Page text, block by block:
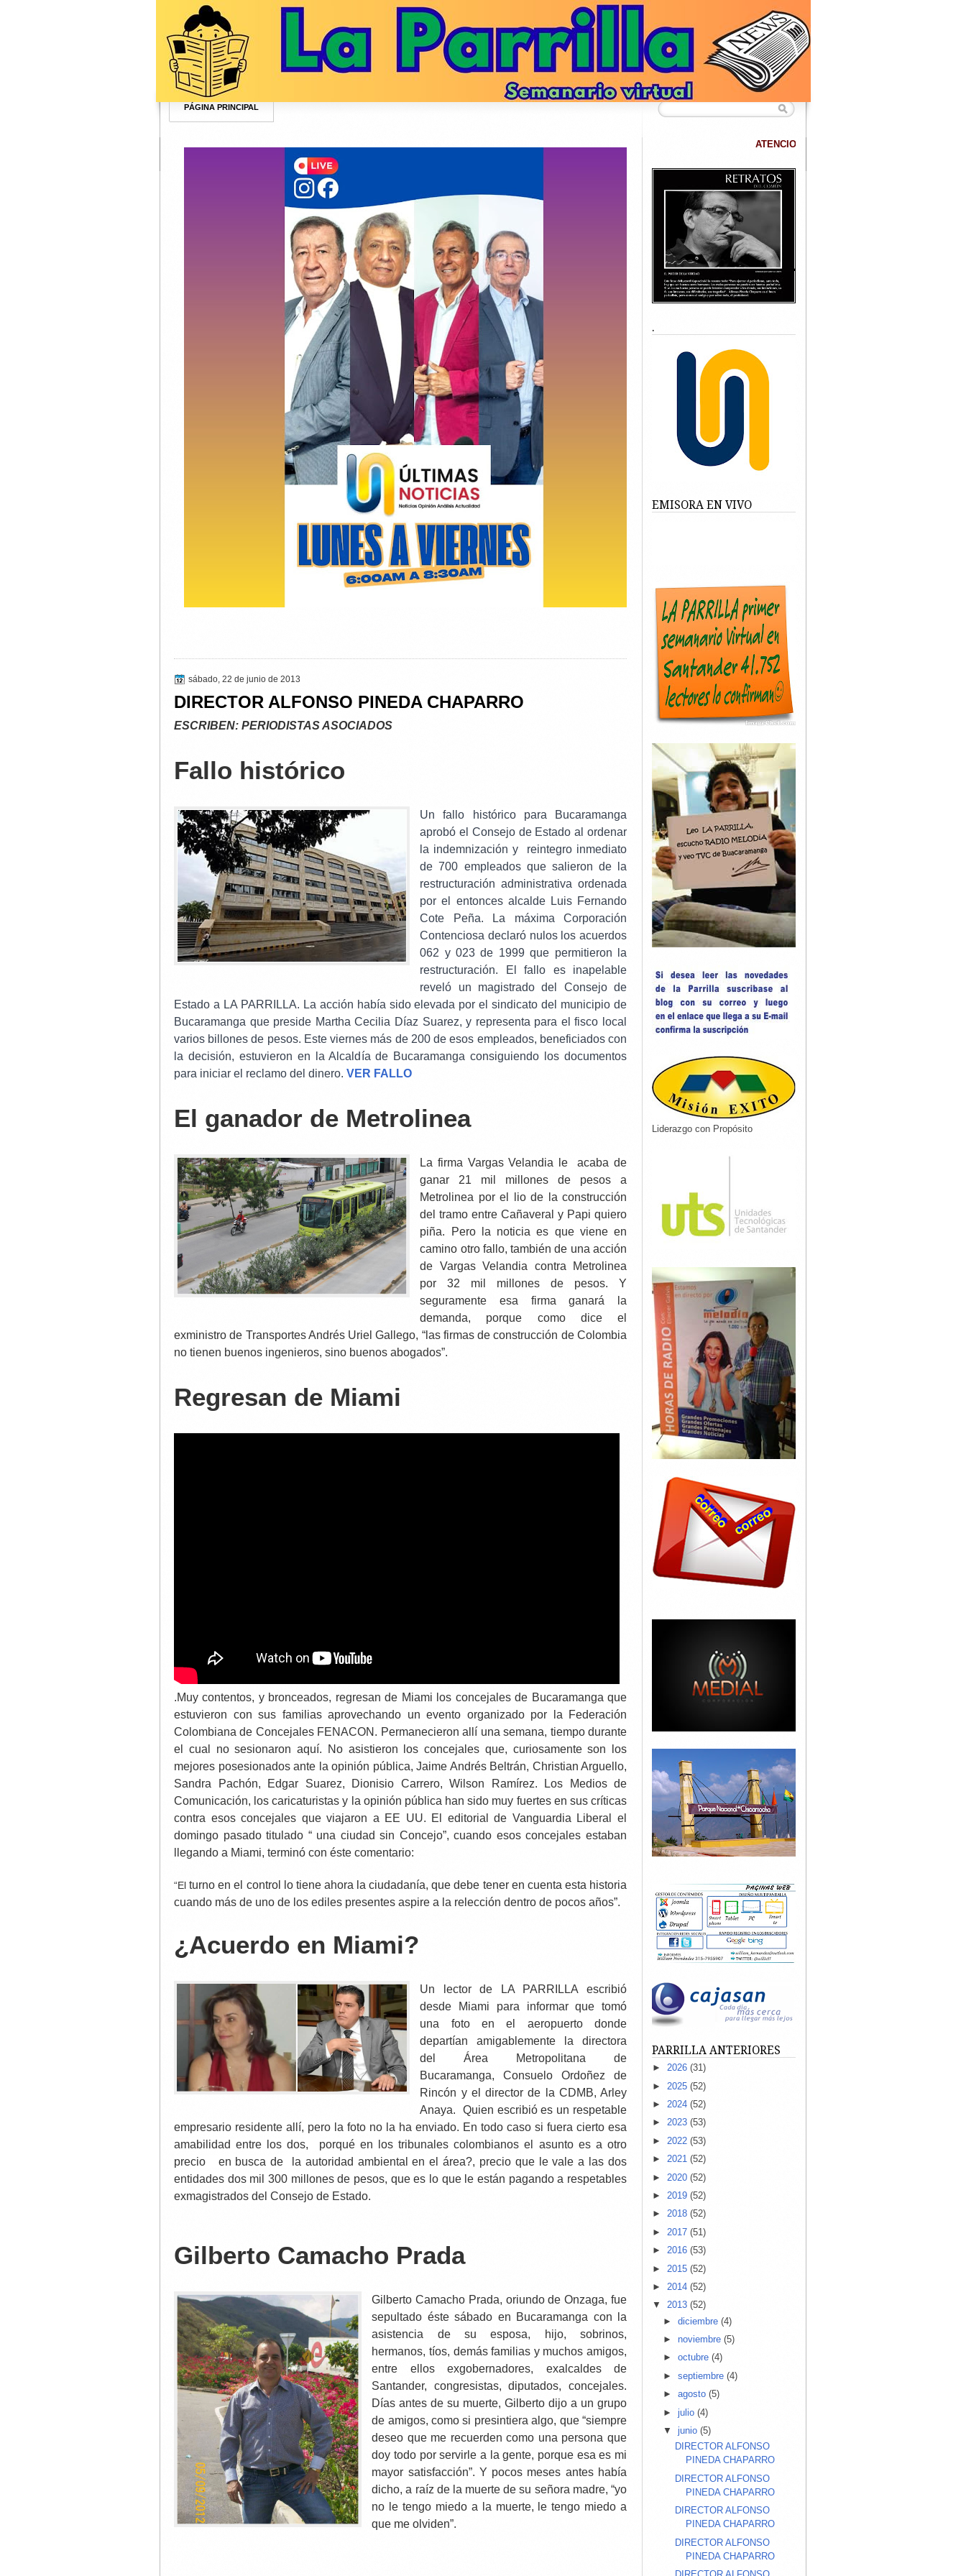
PÁGINA PRINCIPAL
sábado, 22 de junio de 2013
DIRECTOR ALFONSO PINEDA CHAPARRO
ESCRIBEN: PERIODISTAS ASOCIADOS
Fallo histórico
Un fallo histórico para Bucaramanga
aprobó el Consejo de Estado al ordenar
la indemnización y reintegro inmediato
de 700 empleados que salieron de la
restructuración administrativa ordenada
por el entonces alcalde Luis Fernando
Cote Peña.
La máxima Corporación
Contenciosa declaró nulos los acuerdos
062 y 023 de 1999 que permitieron la
restructuración.
El fallo es inapelable
reveló un magistrado del Consejo de
Estado a LA PARRILLA. La acción había sido elevada por el sindicato del municipio de
Bucaramanga que preside Martha Cecilia Díaz Suarez, y representa para el fisco local
varios billones de pesos. Este viernes más de 200 de esos empleados, beneficiados con
la decisión, estuvieron en la Alcaldía de Bucaramanga consiguiendo los documentos
para iniciar el reclamo del dinero. VER FALLO
El ganador de Metrolinea
La firma Vargas Velandia le acaba de
ganar 21 mil millones de pesos a
Metrolinea por el lio de la construcción
del tramo entre Cañaveral y Papi quiero
piña. Pero la noticia es que viene en
camino otro fallo, también de una acción
de Vargas Velandia contra Metrolinea
por 32 mil millones de pesos. Y
seguramente esa firma ganará la
demanda, porque como dice el
exministro de Transportes Andrés Uriel Gallego, “las firmas de construcción de Colombia
no tienen buenos ingenieros, sino buenos abogados”.
Regresan de Miami
.Muy contentos, y bronceados, regresan de Miami los concejales de Bucaramanga que
estuvieron con sus familias aprovechando un evento organizado por la Federación
Colombiana de Concejales FENACON. Permanecieron allí una semana, tiempo durante
el cual no sesionaron aquí. No asistieron los concejales que, curiosamente son los
mejores posesionados ante la opinión pública, Jaime Andrés Beltrán, Christian Arguello,
Sandra Pachón, Edgar Suarez, Dionisio Carrero, Wilson Ramírez. Los Medios de
Comunicación, los caricaturistas y la opinión pública han sido muy fuertes en sus críticas
contra esos concejales que viajaron a EE UU. El editorial de Vanguardia Liberal el
domingo pasado titulado “ una ciudad sin Concejo”, cuando esos concejales estaban
llegando a Miami, terminó con éste comentario:
“El turno en el control lo tiene ahora la ciudadanía, que debe tener en cuenta esta historia
cuando más de uno de los ediles presentes aspire a la relección dentro de pocos años”.
¿Acuerdo en Miami?
Un lector de LA PARRILLA escribió
desde Miami para informar que tomó
una foto en el aeropuerto donde
departían amigablemente la directora
del Área Metropolitana de
Bucaramanga, Consuelo Ordoñez de
Rincón y el director de la CDMB, Arley
Anaya. Quien escribió es un respetable
empresario residente allí, pero la foto no la ha enviado. En todo caso si fuera cierto esa
amabilidad entre los dos, porqué en los tribunales colombianos el asunto es a otro
precio en busca de la autoridad ambiental en el área?, precio que le vale a las dos
entidades dos mil 300 millones de pesos, que es lo que le están pagando a respetables
exmagistrados del Consejo de Estado.
Gilberto Camacho Prada
Gilberto Camacho Prada, oriundo de Onzaga, fue
sepultado éste sábado en Bucaramanga con la
asistencia de su esposa, hijo, sobrinos,
hermanos, tíos, demás familias y muchos amigos,
entre ellos exgobernadores, exalcaldes de
Santander, congresistas, diputados, concejales.
Días antes de su muerte, Gilberto dijo a un grupo
de amigos, como si presintiera algo, que “siempre
deseo que me recuerden como una persona que
doy todo por servirle a la gente, porque esa es mi
mayor satisfacción”. Y pocos meses antes había
dicho, a raíz de la muerte de su señora madre, “yo
no le tengo miedo a la muerte, le tengo miedo a
que me olviden”.
DATANET confirma que hemos superado los 40.000
.
EMISORA EN VIVO
Liderazgo con Propósito
PARRILLA ANTERIORES
► 2026 (31)
► 2025 (52)
► 2024 (52)
► 2023 (53)
► 2022 (53)
► 2021 (52)
► 2020 (52)
► 2019 (52)
► 2018 (52)
► 2017 (51)
► 2016 (53)
► 2015 (52)
► 2014 (52)
▼ 2013 (52)
►diciembre (4)
►noviembre (5)
►octubre (4)
►septiembre (4)
►agosto (5)
►julio (4)
▼junio (5)
DIRECTOR ALFONSO
PINEDA CHAPARRO
DIRECTOR ALFONSO
PINEDA CHAPARRO
DIRECTOR ALFONSO
PINEDA CHAPARRO
DIRECTOR ALFONSO
PINEDA CHAPARRO